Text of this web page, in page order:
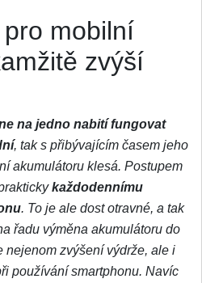
mobilní
zvýší
na jedno nabití fungovat
, tak s přibývajícím časem jeho
akumulátoru klesá. Postupem
každodennímu
. To je ale dost otravné, a tak
řadu výměna akumulátoru do
nejenom zvýšení výdrže, ale i
používání smartphonu. Navíc